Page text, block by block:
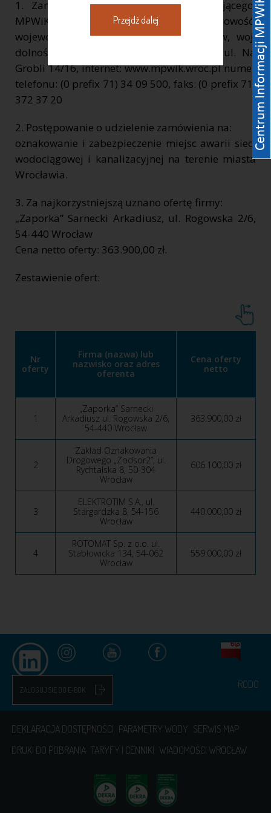
1. Zamawiający: pełna nazwa zamawiającego:
MPWiK S.A. REGON: 930155369 kod, miejscowość,
województwo, powiat: 50 – 421 Wrocław, woj.
dolnośląskie, ulica, nr domu, nr lokalu: ul. Na
Grobli 14/16, internet: www.mpwik.wroc.pl numer
telefonu: (0 prefix 71) 34 09 500, faks: (0 prefix 71)
372 37 20
2. Postępowanie o udzielenie zamówienia na:
oznakowanie i zabezpieczenie miejsc awarii sieci
wodociągowej i kanalizacyjnej na terenie miasta
Wrocławia.
3. Za najkorzystniejszą uznano ofertę firmy:
„Zaporka” Sarnecki Arkadiusz, ul. Rogowska 2/6,
54-440 Wrocław
Cena netto oferty: 363.900,00 zł.
Zestawienie ofert:
Nr
oferty
Firma (nazwa) lub
nazwisko oraz adres
oferenta
Cena oferty
netto
1
„Zaporka” Sarnecki
Arkadiusz ul. Rogowska 2/6,
54-440 Wrocław
363.900,00 zł
2
Zakład Oznakowania
Drogowego „Zodsor2”, ul.
Rychtalska 8, 50-304
Wrocław
606.100,00 zł
3
ELEKTROTIM S.A., ul.
Stargardzka 8, 54-156
Wrocław
440.000,00 zł
4
ROTOMAT Sp. z o.o. ul.
Stabłowicka 134, 54-062
Wrocław
559.000,00 zł
Przejdź dalej
ZALOGUJ SIĘ DO E-BOK
DEKLARACJA DOSTĘPNOŚCI PARAMETRY WODY SERWIS MAP
DRUKI DO POBRANIA TARYFY I CENNIKI WIADOMOŚCI WROCŁAW
RODO